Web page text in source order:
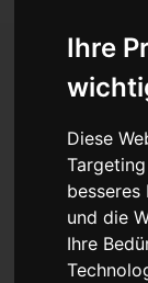
Ihre
Diese
und die
Ihre